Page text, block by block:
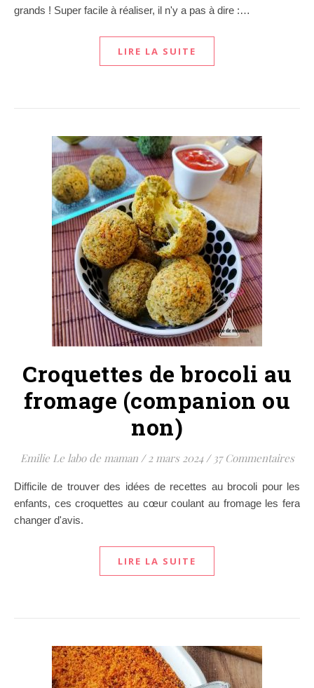
grands ! Super facile à réaliser, il n'y a pas à dire :…
LIRE LA SUITE
Croquettes de brocoli au
fromage (companion ou
non)
Emilie Le labo de maman / 2 mars 2024 / 37 Commentaires
Difficile de trouver des idées de recettes au brocoli pour les
enfants, ces croquettes au cœur coulant au fromage les fera
changer d'avis.
LIRE LA SUITE